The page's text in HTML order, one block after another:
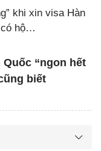
khi xin visa Hàn
có hộ…
Quốc “ngon hết
biết